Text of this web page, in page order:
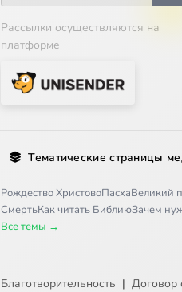
Рассылки осуществляются на
платформе
Тематические страницы
Рождество ХристовоПасхаВеликий
СмертьКак читать БиблиюЗачем
Все темы →
Благотворительность | Договор